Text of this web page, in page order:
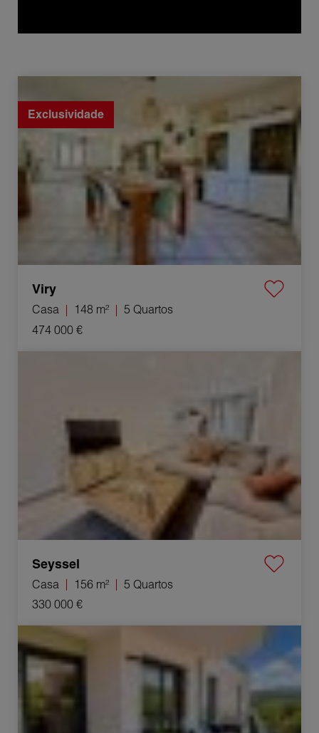
Exclusividade
Viry
Casa 148 m²
5 Quartos
474 000 €
Seyssel
Casa 156 m²
5 Quartos
330 000 €
Venda Apartamento Annecy 2 Quartos 51.16 m²